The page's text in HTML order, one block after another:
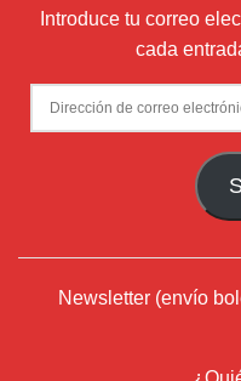
Introduce tu correo
cada
Dirección
de
Newsletter (envío